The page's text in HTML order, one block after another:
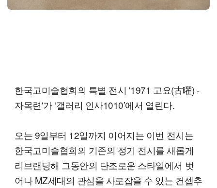
한국고미술협회의 특별 전시 '1971 고요(古曜) -
자목련'가 ‘갤러리 인사1010’에서 열린다.
오는 9일부터 12일까지 이어지는 이번 전시는
한국고미술협회의 기존의 정기 전시를 새롭게
리브랜딩해 그동안의 단조로운 스타일에서 벗
어나 MZ세대의 관심을 사로잡을 수 있는 컨셉추